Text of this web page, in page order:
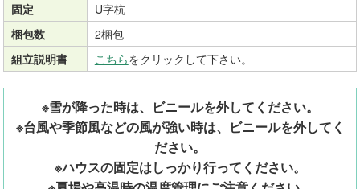
固定
U字杭
梱包数
2梱包
組立説明書
こちらをクリックして下さい。
※雪が降った時は、ビニールを外してください。
※台風や季節風などの風が強い時は、ビニールを外してく
ださい。
※ハウスの固定はしっかり行ってください。